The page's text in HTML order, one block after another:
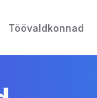
Töövaldkonnad